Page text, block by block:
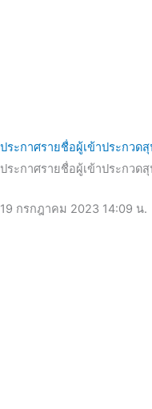
ประกาศรายชื่อผู้เข้าประกวด
ประกาศรายชื่อผู้เข้าประกวด
19 กรกฎาคม 2023 14:09 น.